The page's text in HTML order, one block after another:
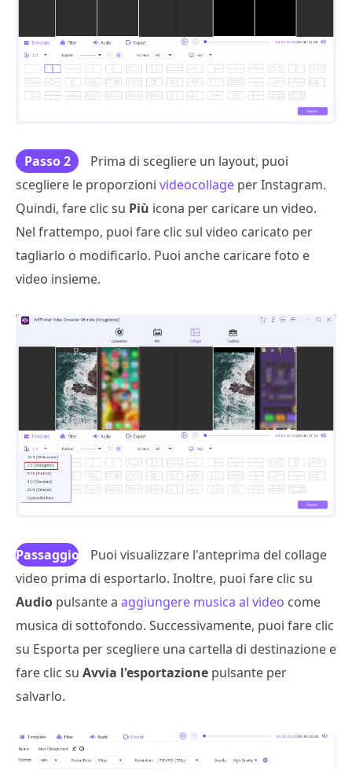
Passo 2
Prima di scegliere un layout, puoi
scegliere le proporzioni videocollage per Instagram.
Quindi, fare clic su Più icona per caricare un video.
Nel frattempo, puoi fare clic sul video caricato per
tagliarlo o modificarlo. Puoi anche caricare foto e
video insieme.
Passaggio
3
Puoi visualizzare l'anteprima del collage
video prima di esportarlo. Inoltre, puoi fare clic su
Audio pulsante a aggiungere musica al video come
musica di sottofondo. Successivamente, puoi fare clic
su Esporta per scegliere una cartella di destinazione e
fare clic su Avvia l'esportazione pulsante per
salvarlo.